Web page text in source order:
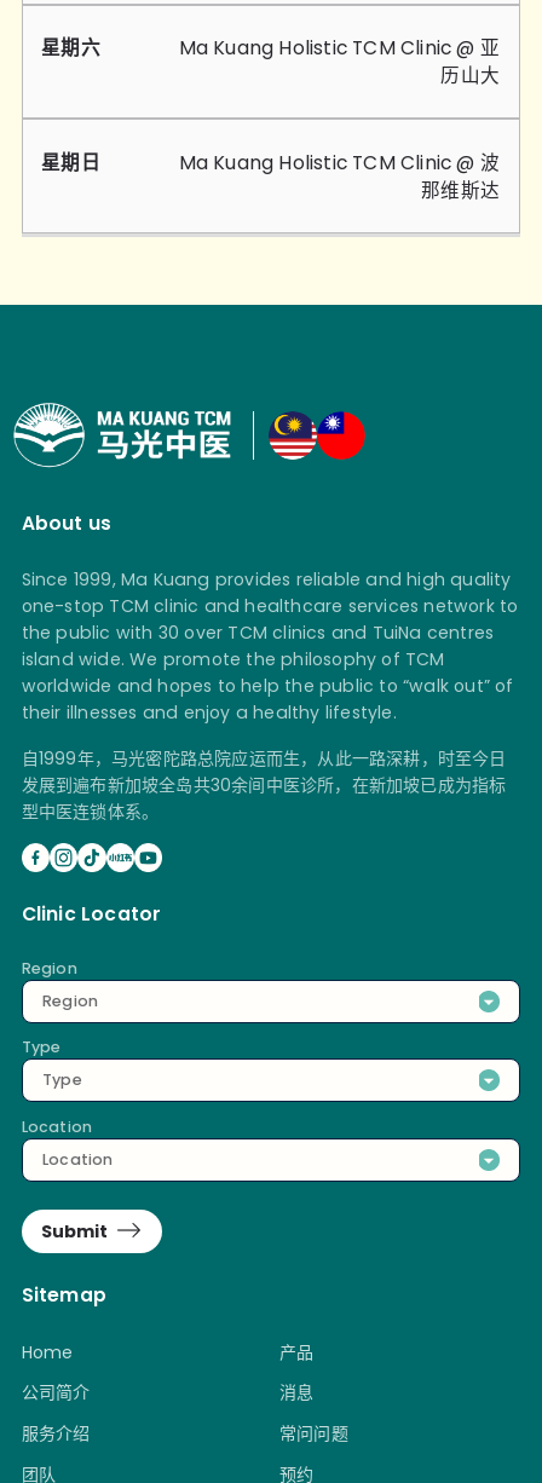
Ma Kuang Holistic TCM Clinic @ 亚
历山大
Ma Kuang Holistic TCM Clinic @ 波
那维斯达
About us
Since 1999, Ma Kuang provides reliable and high quality
one-stop TCM clinic and healthcare services network to
the public with 30 over TCM clinics and TuiNa centres
island wide. We promote the philosophy of TCM
worldwide and hopes to help the public to “walk out” of
their illnesses and enjoy a healthy lifestyle.
自1999年，马光密陀路总院应运而生，从此一路深耕，时至今日
发展到遍布新加坡全岛共30余间中医诊所，在新加坡已成为指标
型中医连锁体系。
Clinic Locator
Region
Region
Type
Type
Location
Location
Submit
Sitemap
Home
公司简介
服务介绍
团队
产品
消息
常问问题
预约